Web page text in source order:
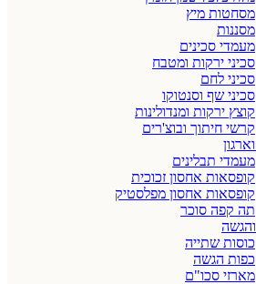
מסחטות מיץ
מסננות
מעמדי סכינים
סכיני ירקות ומטבח
סכיני לחם
סכיני שף וסנטוקו
קוצץ ירקות ומנדולינות
קרשי חיתוך ובוצ'רים
מעמדי תבלינים
קופסאות אחסון זכוכית
קופסאות אחסון מפלסטיק
תה קפה סוכר
כוסות שתייה
כפות הגשה
מארזי סכו"ם